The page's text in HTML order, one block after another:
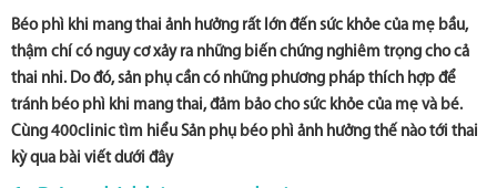
Béo phì khi mang thai ảnh hưởng rất lớn đến sức khỏe của mẹ bầu,
thậm chí có nguy cơ xảy ra những biến chứng nghiêm trọng cho cả
thai nhi. Do đó, sản phụ cần có những phương pháp thích hợp để
tránh béo phì khi mang thai, đảm bảo cho sức khỏe của mẹ và bé.
Cùng 400clinic tìm hiểu Sản phụ béo phì ảnh hưởng thế nào tới thai
kỳ qua bài viết dưới đây